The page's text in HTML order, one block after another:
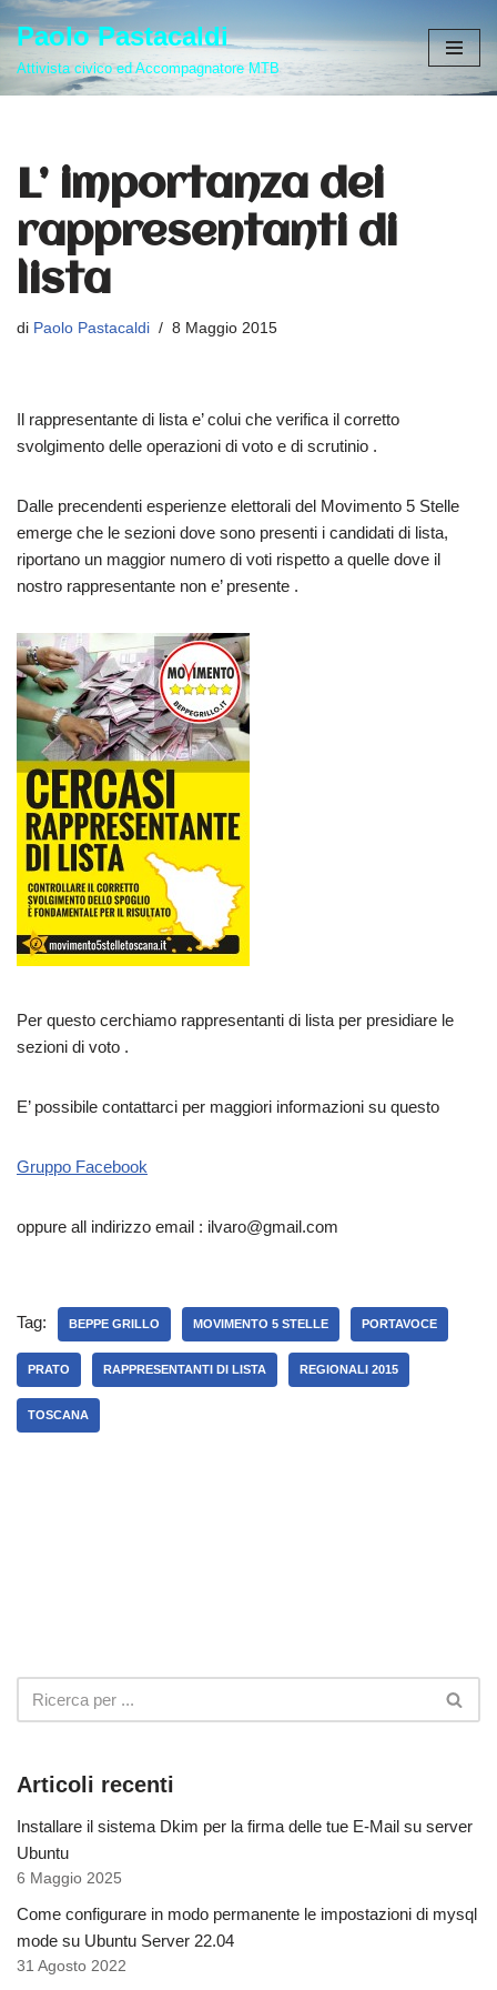
Vai
Paolo Pastacaldi
Attivista civico ed Accompagnatore MTB
L’ importanza dei
rappresentanti di
lista
di Paolo Pastacaldi 8 Maggio 2015
Il rappresentante di lista e’ colui che verifica il corretto
svolgimento delle operazioni di voto e di scrutinio .
Dalle precendenti esperienze elettorali del Movimento 5 Stelle
emerge che le sezioni dove sono presenti i candidati di lista,
riportano un maggior numero di voti rispetto a quelle dove il
nostro rappresentante non e’ presente .
Per questo cerchiamo rappresentanti di lista per presidiare le
sezioni di voto .
E’ possibile contattarci per maggiori informazioni su questo
Gruppo Facebook
oppure all indirizzo email : ilvaro@gmail.com
Tag: BEPPE GRILLO MOVIMENTO 5 STELLE PORTAVOCE
PRATO RAPPRESENTANTI DI LISTA REGIONALI 2015
TOSCANA
Articoli recenti
Installare il sistema Dkim per la firma delle tue E-Mail su server
Ubuntu
6 Maggio 2025
Come configurare in modo permanente le impostazioni di mysql
mode su Ubuntu Server 22.04
31 Agosto 2022